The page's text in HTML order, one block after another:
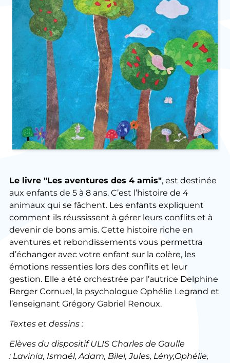
Le livre "Les aventures des 4 amis", est destinée
aux enfants de 5 à 8 ans. C’est l’histoire de 4
animaux qui se fâchent. Les enfants expliquent
comment ils réussissent à gérer leurs conflits et à
devenir de bons amis. Cette histoire riche en
aventures et rebondissements vous permettra
d’échanger avec votre enfant sur la colère, les
émotions ressenties lors des conflits et leur
gestion. Elle a été orchestrée par l’autrice Delphine
Berger Cornuel, la psychologue Ophélie Legrand et
l’enseignant Grégory Gabriel Renoux.
Textes et dessins :
Elèves du dispositif ULIS Charles de Gaulle
: Lavinia, Ismaël, Adam, Bilel, Jules, Lény,Ophélie,